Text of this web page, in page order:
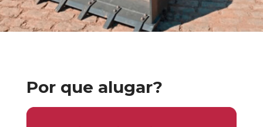
Por que alugar?